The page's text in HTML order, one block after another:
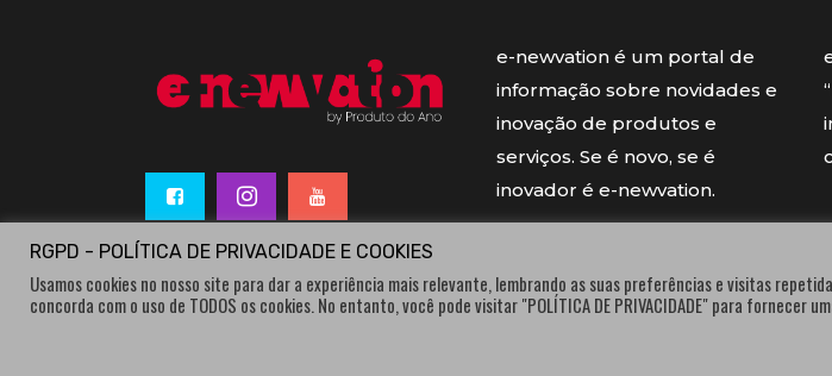
e-newvation é um portal de
informação sobre novidades e
inovação de produtos e
serviços. Se é novo, se é
inovador é e-newvation.
“
RGPD - POLÍTICA DE PRIVACIDADE E COOKIES
Usamos cookies no nosso site para dar a experiência mais relevante, lembrando as suas preferências e visitas
concorda com o uso de TODOS os cookies. No entanto, você pode visitar "POLÍTICA DE PRIVACIDADE" para fornecer